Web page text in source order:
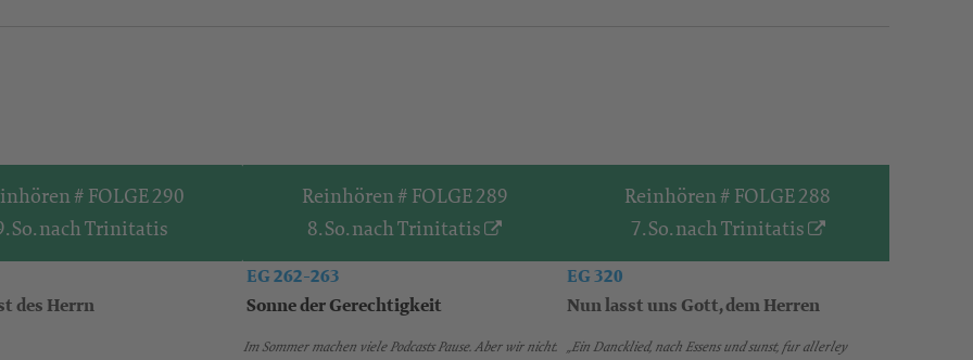
# FOLGE 290
So. nach Trinitatis
des Herrn
Reinhören # FOLGE 289
8. So. nach Trinitatis
EG 262-263
Sonne der Gerechtigkeit
Im Sommer machen viele Podcasts Pause. Aber wir nicht.
Reinhören # FOLGE 288
7. So. nach Trinitatis
EG 320
Nun lasst uns Gott, dem Herren
„Ein Dancklied, nach Essens und sunst, fur allerley